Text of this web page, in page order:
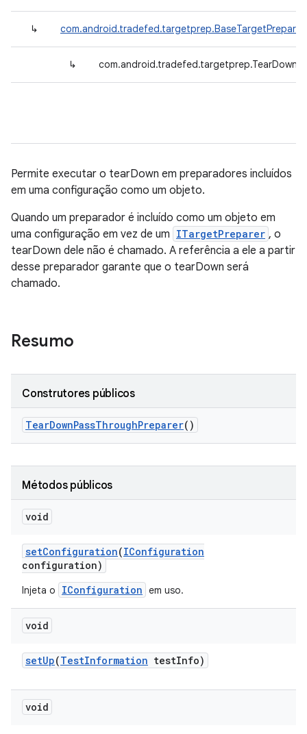
↳ com.android.tradefed.targetprep.BaseTargetPreparer
↳
Permite executar o tearDown em preparadores incluídos
em uma configuração como um objeto.
Quando um preparador é incluído como um objeto em
uma configuração em vez de um ITargetPreparer , o
tearDown dele não é chamado. A referência a ele a partir
desse preparador garante que o tearDown será
chamado.
Resumo
Construtores públicos
TearDownPassThroughPreparer()
Métodos públicos
void
setConfiguration(IConfiguration
configuration)
Injeta o IConfiguration em uso.
void
setUp(TestInformation testInfo)
void